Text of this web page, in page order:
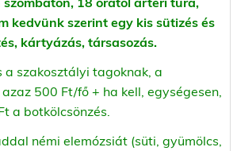
kedvünk szerint egy kis sütizés és
kártyázás, társasozás.
a szakosztályi tagoknak, a
500 Ft/fő + ha kell, egységesen,
a botkölcsönzés.
némi elemózsiát (süti, gyümölcs,